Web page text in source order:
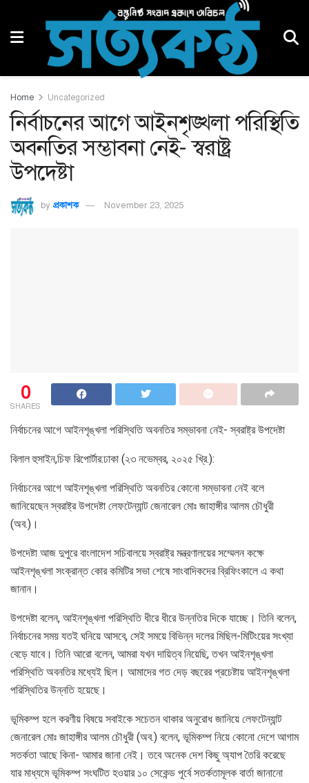
Home Uncategorized
নির্বাচনের আগে আইনশৃঙ্খলা পরিস্থিতি
অবনতির সম্ভাবনা নেই- স্বরাষ্ট্র
উপদেষ্টা
by প্রকাশক November 23, 2025
0
SHARES
নির্বাচনের আগে আইনশৃঙ্খলা পরিস্থিতি অবনতির সম্ভাবনা নেই- স্বরাষ্ট্র উপদেষ্টা
বিলাল হুসাইন,চিফ রিপোর্টার:ঢাকা (২৩ নভেম্বর, ২০২৫ খ্রি.):
নির্বাচনের আগে আইনশৃঙ্খলা পরিস্থিতি অবনতির কোনো সম্ভাবনা নেই বলে
জানিয়েছেন স্বরাষ্ট্র উপদেষ্টা লেফটেন্যান্ট জেনারেল মোঃ জাহাঙ্গীর আলম চৌধুরী
(অব.)।
উপদেষ্টা আজ দুপুরে বাংলাদেশ সচিবালয়ে স্বরাষ্ট্র মন্ত্রণালয়ের সম্মেলন কক্ষে
আইনশৃঙ্খলা সংক্রান্ত কোর কমিটির সভা শেষে সাংবাদিকদের ব্রিফিংকালে এ কথা
জানান।
উপদেষ্টা বলেন, আইনশৃঙ্খলা পরিস্থিতি ধীরে ধীরে উন্নতির দিকে যাচ্ছে। তিনি বলেন,
নির্বাচনের সময় যতই ঘনিয়ে আসবে, সেই সময়ে বিভিন্ন দলের মিছিল-মিটিংয়ের সংখ্যা
বেড়ে যাবে। তিনি আরো বলেন, আমরা যখন দায়িত্ব নিয়েছি, তখন আইনশৃঙ্খলা
পরিস্থিতি অবনতির মধ্যেই ছিল। আমাদের গত দেড় বছরের প্রচেষ্টায় আইনশৃঙ্খলা
পরিস্থিতির উন্নতি হয়েছে।
ভূমিকম্প হলে করণীয় বিষয়ে সবাইকে সচেতন থাকার অনুরোধ জানিয়ে লেফটেন্যান্ট
জেনারেল মোঃ জাহাঙ্গীর আলম চৌধুরী (অব.) বলেন, ভূমিকম্প নিয়ে কোনো দেশে আগাম
সতর্কতা আছে কিনা- আমার জানা নেই। তবে অনেক দেশ কিছু অ্যাপ তৈরি করেছে
যার মাধ্যমে ভূমিকম্প সংঘটিত হওয়ার ১০ সেকেন্ড পূর্বে সতর্কতামূলক বার্তা জানানো